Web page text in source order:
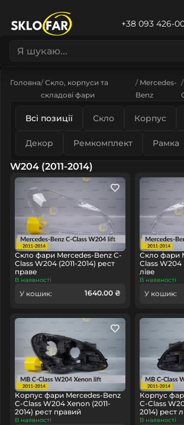
+38 093 426-
Головна Скло, корпуси та
складові фари
Mercedes-
Benz
Всі позиції Скло Корпус
Декор Ремкомплект Рамка
W204 (2011-2014)
Скло фари Mercedes-Benz C-
Class W204 (2011-2014) рест
праве
В наявності
У кошик: 1640.00 ₴
Скло фари
Class W204
ліве
В наявності
У кошик:
Корпус фари Mercedes-Benz
C-Class W204 Xenon (2011-
2014) рест правий
В наявності
Корпус
C-Class
2014) рест
В наявності